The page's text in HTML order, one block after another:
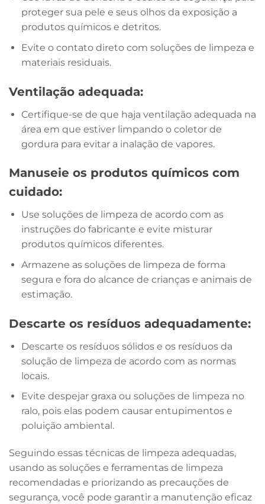
proteger sua pele e seus olhos da exposição a
produtos químicos e detritos.
Evite o contato direto com soluções de limpeza e
materiais residuais.
Ventilação adequada:
Certifique-se de que haja ventilação adequada na
área em que estiver limpando o coletor de
gordura para evitar a inalação de vapores.
Manuseie os produtos químicos com
cuidado:
Use soluções de limpeza de acordo com as
instruções do fabricante e evite misturar
produtos químicos diferentes.
Armazene as soluções de limpeza de forma
segura e fora do alcance de crianças e animais de
estimação.
Descarte os resíduos adequadamente:
Descarte os resíduos sólidos e os resíduos da
solução de limpeza de acordo com as normas
locais.
Evite despejar graxa ou soluções de limpeza no
ralo, pois elas podem causar entupimentos e
poluição ambiental.
Seguindo essas técnicas de limpeza adequadas,
usando as soluções e ferramentas de limpeza
recomendadas e priorizando as precauções de
segurança, você pode garantir a manutenção eficaz